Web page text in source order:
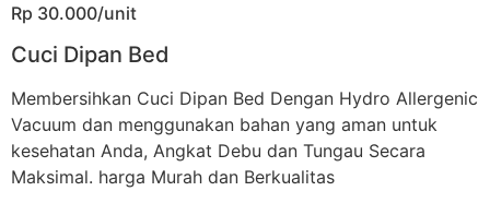
Rp 30.000/unit
Cuci Dipan Bed
Membersihkan Cuci Dipan Bed Dengan Hydro Allergenic
Vacuum dan menggunakan bahan yang aman untuk
kesehatan Anda, Angkat Debu dan Tungau Secara
Maksimal. harga Murah dan Berkualitas